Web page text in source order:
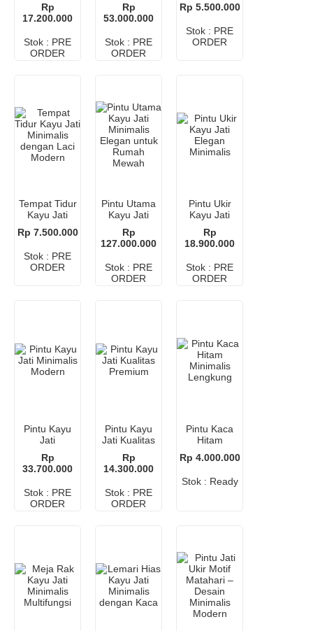
untuk
Tampilan
Elegan
Rp
17.200.000
Stok : PRE
ORDER
untuk
Rumah
Rp
53.000.000
Stok : PRE
ORDER
Natural
Multifungsi
Rp 5.500.000
Stok : PRE
ORDER
Tempat Tidur
Kayu Jati
dengan Laci
Rp 7.500.000
Stok : PRE
ORDER
Pintu Utama
Kayu Jati
Elegan untuk
Rumah
Rp
127.000.000
Stok : PRE
ORDER
Pintu Ukir
Kayu Jati
Minimalis
Rp
18.900.000
Stok : PRE
ORDER
Pintu Kayu
Jati
Modern
Rp
33.700.000
Stok : PRE
ORDER
Pintu Kayu
Jati Kualitas
Rp
14.300.000
Stok : PRE
ORDER
Pintu Kaca
Hitam
Lengkung
Rp 4.000.000
Stok : Ready